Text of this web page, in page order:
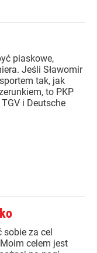
piaskowe,
Jeśli Sławomir
tak, jak
to PKP
i Deutsche
sobie za cel
celem jest